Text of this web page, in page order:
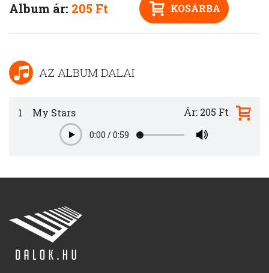
Album ár: 205 Ft KOSÁRBA
AZ ALBUM DALAI
1 My Stars
Play0:00 /0:59
Ár: 205 Ft